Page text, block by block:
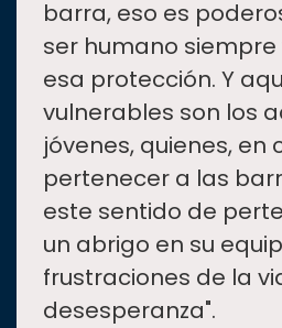
barra, eso es
ser humano
esa protección. Y
vulnerables son los
jóvenes, quienes, en
pertenecer a las
este sentido de
un abrigo en su
frustraciones de la
desesperanza".